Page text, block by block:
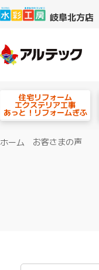
住宅リフォーム
エクステリア工事
あっと！リフォームぎふ
ホーム お客さまの声